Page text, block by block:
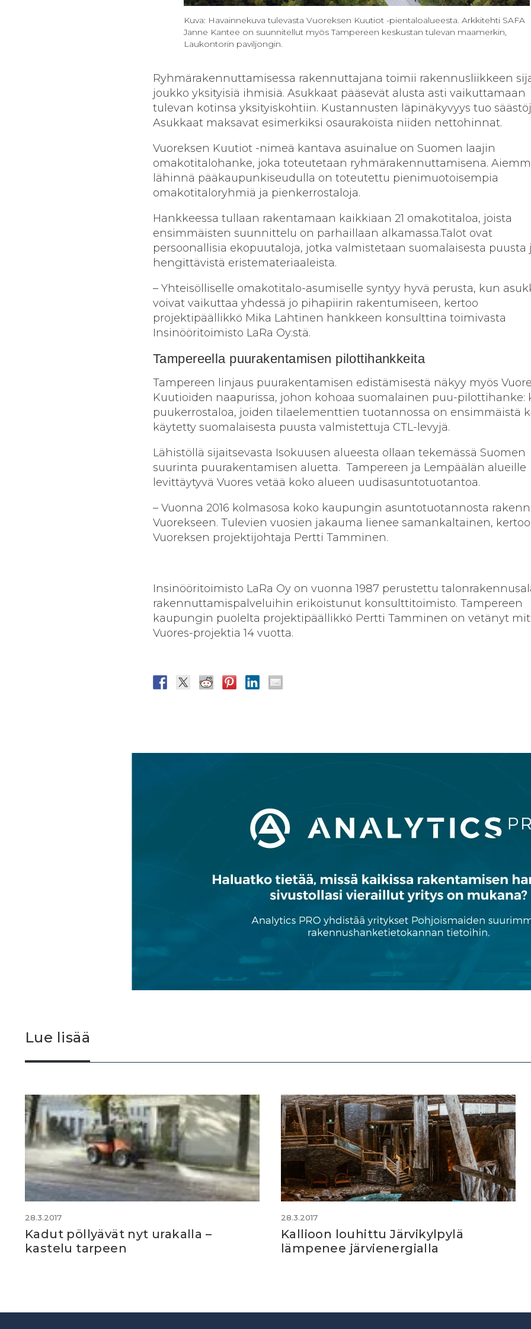
Kuva: Havainnekuva tulevasta Vuoreksen Kuutiot -pientaloalueesta. Arkkitehti SAFA
Janne Kantee on suunnitellut myös Tampereen keskustan tulevan maamerkin,
Laukontorin paviljongin.
Ryhmärakennuttamisessa rakennuttajana toimii rakennusliikkeen
joukko yksityisiä ihmisiä. Asukkaat pääsevät alusta asti vaikuttamaan
tulevan kotinsa yksityiskohtiin. Kustannusten läpinäkyvyys tuo
Asukkaat maksavat esimerkiksi osaurakoista niiden nettohinnat.
Vuoreksen Kuutiot -nimeä kantava asuinalue on Suomen laajin
omakotitalohanke, joka toteutetaan ryhmärakennuttamisena.
lähinnä pääkaupunkiseudulla on toteutettu pienimuotoisempia
omakotitaloryhmiä ja pienkerrostaloja.
Hankkeessa tullaan rakentamaan kaikkiaan 21 omakotitaloa, joista
ensimmäisten suunnittelu on parhaillaan alkamassa.Talot ovat
persoonallisia ekopuutaloja, jotka valmistetaan suomalaisesta puusta
hengittävistä eristemateriaaleista.
– Yhteisölliselle omakotitalo-asumiselle syntyy hyvä perusta, kun
voivat vaikuttaa yhdessä jo pihapiirin rakentumiseen, kertoo
projektipäällikkö Mika Lahtinen hankkeen konsulttina toimivasta
Insinööritoimisto LaRa Oy:stä.
Tampereella puurakentamisen pilottihankkeita
Tampereen linjaus puurakentamisen edistämisestä näkyy myös
Kuutioiden naapurissa, johon kohoaa suomalainen puu-pilottihanke:
puukerrostaloa, joiden tilaelementtien tuotannossa on ensimmäistä
käytetty suomalaisesta puusta valmistettuja CTL-levyjä.
Lähistöllä sijaitsevasta Isokuusen alueesta ollaan tekemässä Suomen
suurinta puurakentamisen aluetta. Tampereen ja Lempäälän alueille
levittäytyvä Vuores vetää koko alueen uudisasuntotuotantoa.
– Vuonna 2016 kolmasosa koko kaupungin asuntotuotannosta
Vuorekseen. Tulevien vuosien jakauma lienee samankaltainen, kertoo
Vuoreksen projektijohtaja Pertti Tamminen.
Insinööritoimisto LaRa Oy on vuonna 1987 perustettu
rakennuttamispalveluihin erikoistunut konsulttitoimisto. Tampereen
kaupungin puolelta projektipäällikkö Pertti Tamminen on vetänyt
Vuores-projektia 14 vuotta.
Lue lisää
28.3.2017
Kadut pöllyävät nyt urakalla –
kastelu tarpeen
28.3.2017
Kallioon louhittu Järvikylpylä
lämpenee järvienergialla